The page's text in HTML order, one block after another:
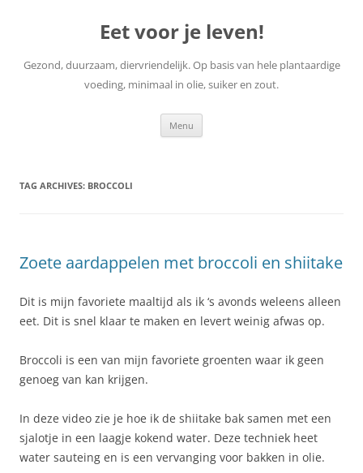
Eet voor je leven!
Gezond, duurzaam, diervriendelijk. Op basis van hele plantaardige
voeding, minimaal in olie, suiker en zout.
Menu
TAG ARCHIVES: BROCCOLI
Zoete aardappelen met broccoli en shiitake
Dit is mijn favoriete maaltijd als ik ‘s avonds weleens alleen
eet. Dit is snel klaar te maken en levert weinig afwas op.
Broccoli is een van mijn favoriete groenten waar ik geen
genoeg van kan krijgen.
In deze video zie je hoe ik de shiitake bak samen met een
sjalotje in een laagje kokend water. Deze techniek heet
water sauteing en is een vervanging voor bakken in olie.